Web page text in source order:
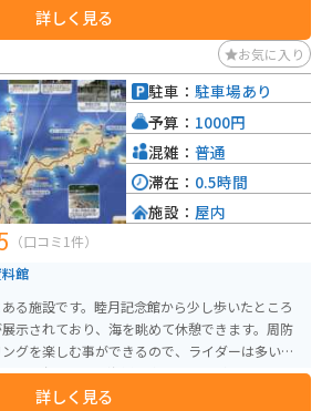
詳しく見る
お気に入り
（口コミ1件）
館
る施設です。睦月記念館から少し歩いたところ
示されており、海を眺めて休憩できます。周防
グを楽しむ事ができるので、ライダーは多いで
る屋台もあって海鮮を楽しむことができます。
詳しく見る
駐車： 駐車場あり
予算： 1000円
混雑： 普通
滞在： 0.5時間
施設： 屋内